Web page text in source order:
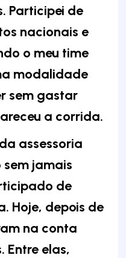
Participei de
nacionais e
o meu time
modalidade
sem gastar
a corrida.
assessoria
jamais
de
Hoje, depois de
na conta
Entre elas,